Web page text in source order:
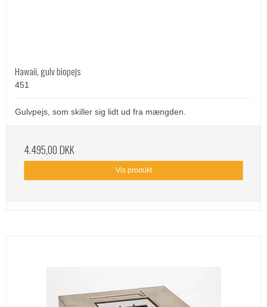
Hawaii, gulv biopejs
451
Gulvpejs, som skiller sig lidt ud fra mængden.
4.495,00 DKK
Vis produkt